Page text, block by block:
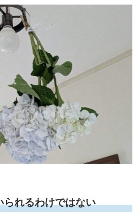
れるわけではない